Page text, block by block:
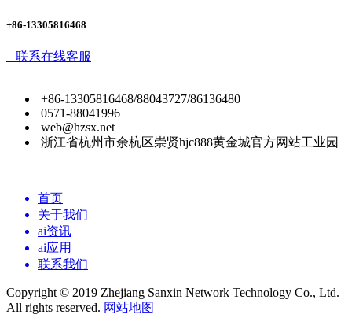
+86-13305816468
联系在线客服
+86-13305816468/88043727/86136480
0571-88041996
web@hzsx.net
浙江省杭州市余杭区崇贤hjc888黄金城官方网站工业园
首页
关于我们
ai资讯
ai应用
联系我们
Copyright © 2019 Zhejiang Sanxin Network Technology Co., Ltd.
All rights reserved. 网站地图